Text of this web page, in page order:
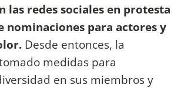
las redes sociales en protesta
nominaciones para actores y
Desde entonces, la
medidas para
en sus miembros y